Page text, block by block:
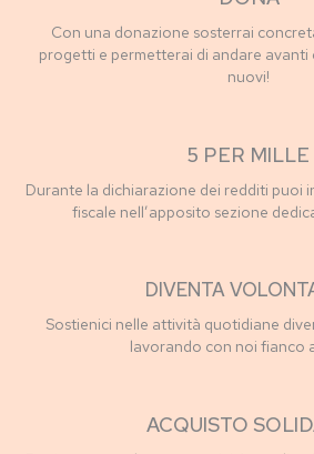
Con una donazione sosterrai
progetti e permetterai di andare avanti
nuovi!
5 PER MILLE
Durante la dichiarazione dei redditi puoi
fiscale nell’apposito sezione
DIVENTA
Sostienici nelle attività quotidiane
lavorando con noi fianco
ACQUISTO